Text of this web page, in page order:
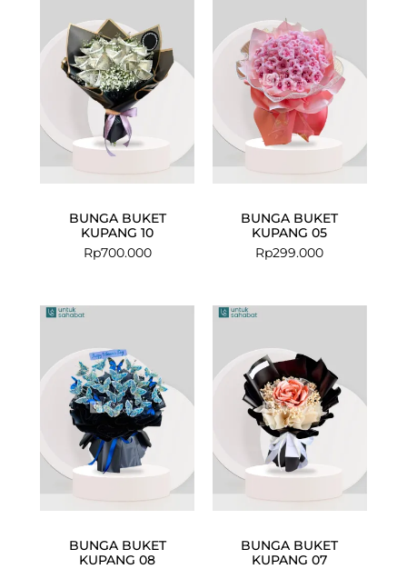
BUNGA BUKET
KUPANG 10
Rp700.000
BUNGA BUKET
KUPANG 05
Rp299.000
BUNGA BUKET
KUPANG 08
BUNGA BUKET
KUPANG 07